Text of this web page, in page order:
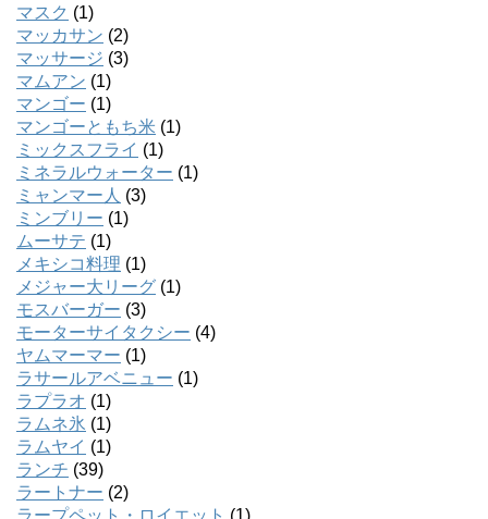
マスク (1)
マッカサン (2)
マッサージ (3)
マムアン (1)
マンゴー (1)
マンゴーともち米 (1)
ミックスフライ (1)
ミネラルウォーター (1)
ミャンマー人 (3)
ミンブリー (1)
ムーサテ (1)
メキシコ料理 (1)
メジャー大リーグ (1)
モスバーガー (3)
モーターサイタクシー (4)
ヤムマーマー (1)
ラサールアベニュー (1)
ラプラオ (1)
ラムネ氷 (1)
ラムヤイ (1)
ランチ (39)
ラートナー (2)
ラープペット・ロイエット (1)